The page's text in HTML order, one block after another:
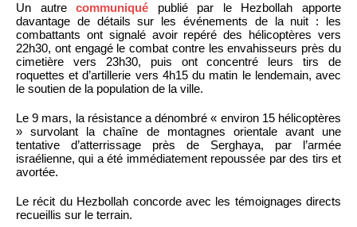
Un autrecommuniqué publié par le Hezbollah apporte
davantage de détails sur les événements de la nuit : les
combattants ont signalé avoir repéré des hélicoptères vers
22h30, ont engagé le combat contre les envahisseurs près du
cimetière vers 23h30, puis ont concentré leurs tirs de
roquettes et d’artillerie vers 4h15 du matin le lendemain, avec
le soutien de la population de la ville.
Le 9 mars, la résistance a dénombré « environ 15 hélicoptères
» survolant la chaîne de montagnes orientale avant une
tentative d’atterrissage près de Serghaya, par l’armée
israélienne, qui a été immédiatement repoussée par des tirs et
avortée.
Le récit du Hezbollah concorde avec les témoignages directs
recueillis sur le terrain.